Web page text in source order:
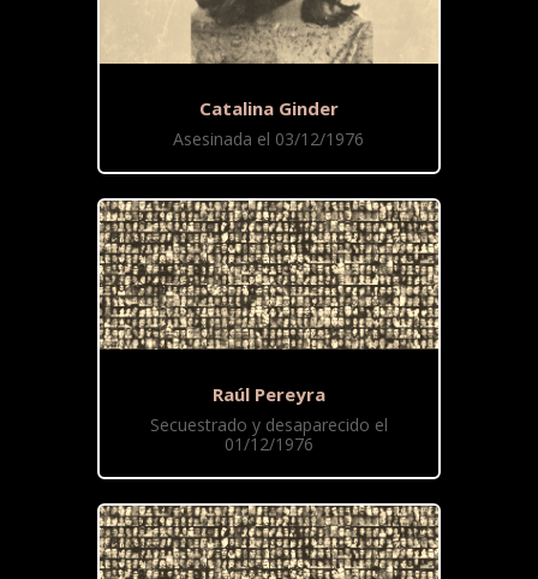
Catalina Ginder
Asesinada el 03/12/1976
Raúl Pereyra
Secuestrado y desaparecido el
01/12/1976